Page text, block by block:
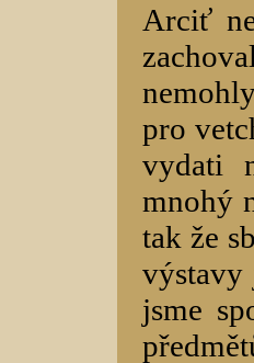
Arciť
pro
vydati
mnohý
tak že
výstavy
jsme